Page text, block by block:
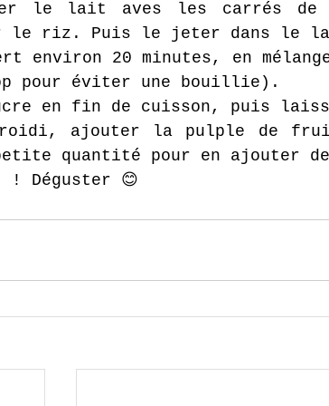
le lait aves les carrés de
le riz. Puis le jeter dans le
environ 20 minutes, en
pour éviter une bouillie).
en fin de cuisson, puis
ajouter la pulple de
quantité pour en ajouter
Déguster 😊